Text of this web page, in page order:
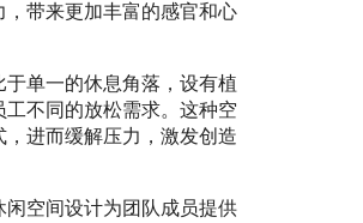
带来更加丰富的感官和心
单一的休息角落，设有植
不同的放松需求。这种空
进而缓解压力，激发创造
空间设计为团队成员提供